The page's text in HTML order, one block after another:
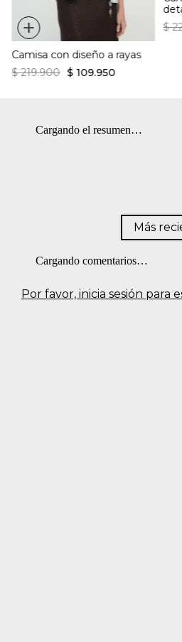
+
Camisa con diseño a rayas
$ 219.900 $ 109.950
$
Cargando el resumen…
Por favor, inicia sesión para
Más
Cargando comentarios…